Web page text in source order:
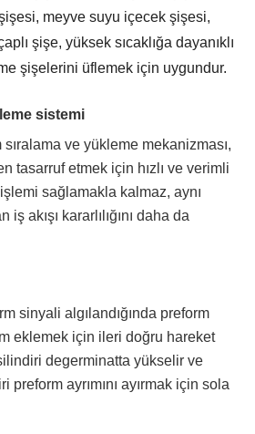
meyve suyu içecek şişesi,
şişe, yüksek sıcaklığa dayanıklı
şişelerini üflemek için uygundur.
sistemi
ve yükleme mekanizması,
tasarruf etmek için hızlı ve verimli
sağlamakla kalmaz, aynı
akışı kararlılığını daha da
sinyali algılandığında preform
eklemek için ileri doğru hareket
degerminatta yükselir ve
preform ayrımını ayırmak için sola